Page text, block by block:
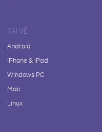
TẢI VỀ
Android
iPhone & iPad
Windows PC
Mac
Linux